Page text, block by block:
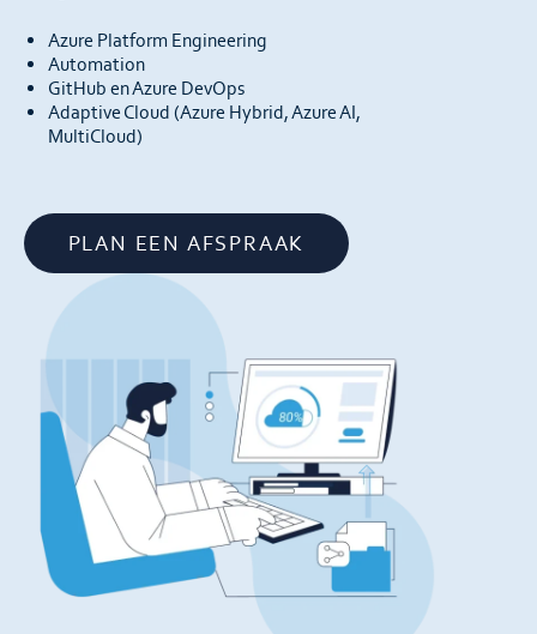
Azure Platform Engineering
Automation
GitHub en Azure DevOps
Adaptive Cloud (Azure Hybrid, Azure AI,
MultiCloud)
PLAN EEN AFSPRAAK